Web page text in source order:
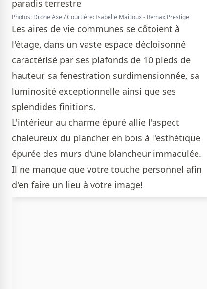
Photos: Drone Axe / Courtière: Isabelle Mailloux - Remax Prestige
Les aires de vie communes se côtoient à
l'étage, dans un vaste espace décloisonné
caractérisé par ses plafonds de 10 pieds de
hauteur, sa fenestration surdimensionnée, sa
luminosité exceptionnelle ainsi que ses
splendides finitions.
L'intérieur au charme épuré allie l'aspect
chaleureux du plancher en bois à l'esthétique
épurée des murs d'une blancheur immaculée.
Il ne manque que votre touche personnel afin
d'en faire un lieu à votre image!